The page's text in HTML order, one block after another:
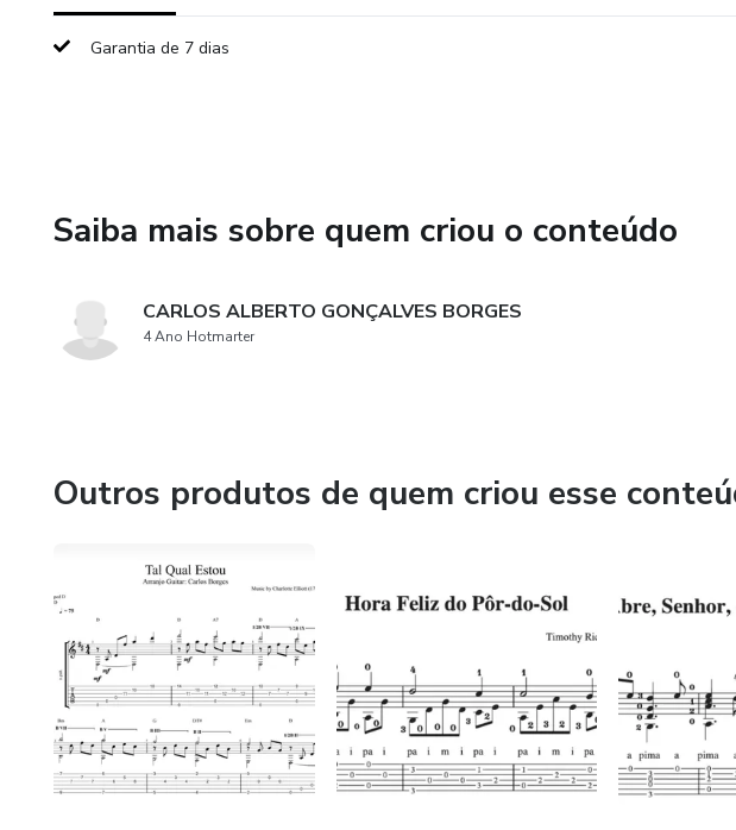
Garantia de 7 dias
Saiba mais sobre quem criou o conteúdo
CARLOS ALBERTO GONÇALVES BORGES
4 Ano Hotmarter
Outros produtos de quem criou esse